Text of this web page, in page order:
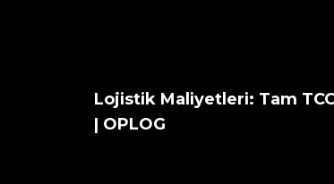
Lojistik Maliyetleri: Tam
| OPLOG